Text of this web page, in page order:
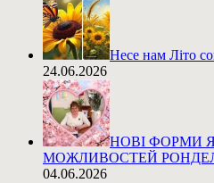
Несе нам Літо
24.06.2026
НОВІ ФОРМИ
МОЖЛИВОСТЕЙ
04.06.2026